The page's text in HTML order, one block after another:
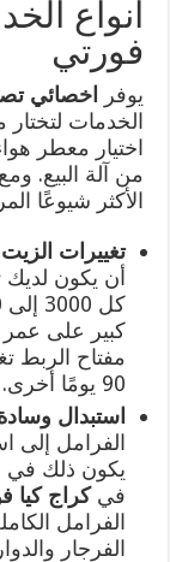
أنواع
فورتي
يوفر اخصائي
الخدمات لتختار
اختيار معطر
من آلة البيع.
الأكثر شيوعًا
تغييرات الزيت
أن يكون
كبير على
90 يومًا أخرى.
استبدال
يكون ذلك في
فيكراج كيا
الفرامل
الفرجار